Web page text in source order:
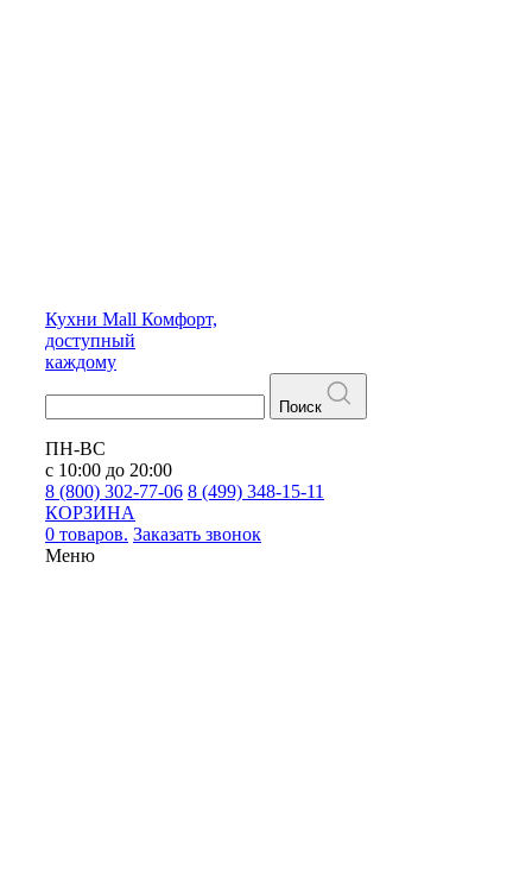
Кухни Mall Комфорт,
доступный
каждому
Поиск
ПН-ВС
с 10:00 до 20:00
8 (800) 302-77-06 8 (499) 348-15-11
КОРЗИНА
0 товаров. Заказать звонок
Меню